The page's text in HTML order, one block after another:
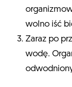
wolno iść
Zaraz po
wodę.